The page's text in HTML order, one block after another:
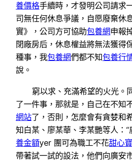
養價格手續時，才發明公司請求
司無任何休息爭議，自愿廢棄休
實》，公司方可協助包養網申報
閉廠房后，休息權益將無法獲得
種事，我包養網們都不知包養行
說。
窮以求、充滿希望的火光。
了一件事，那就是，自己在不知
網站了，否則，怎麼會有貪婪和
知白某、廖某華、李某艷等人：
養金額yer 團可為職工不花甜心
帶著試一試的設法，他們向廣安